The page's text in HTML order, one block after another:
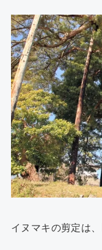
イヌマキの剪定は